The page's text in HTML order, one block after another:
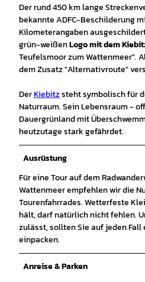
Der rund 450 km lange
bekannte ADFC-Beschilderung
Kilometerangaben
grün-weißenLogo mit dem
Teufelsmoor zum Wattenmeer".
dem Zusatz "Alternativroute"
DerKiebitzsteht symbolisch für
Naturraum.Sein Lebensraum -
Dauergrünland mit
heutzutage stark gefährdet.
Ausrüstung
Für eine Tour auf dem
Wattenmeer empfehlen wir die
Tourenfahrrades. Wetterfeste
hält, darf natürlich nicht fehlen.
zulässt, sollten Sie auf jeden Fall
einpacken.
Anreise & Parken